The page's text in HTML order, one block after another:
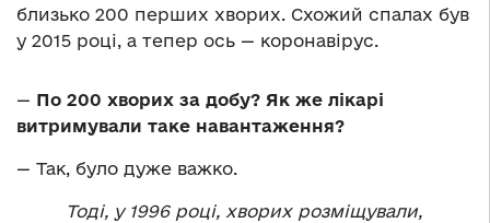
близько 200 перших хворих. Схожий спалах був
у 2015 році, а тепер ось — коронавірус.
— По 200 хворих за добу? Як же лікарі
витримували таке навантаження?
— Так, було дуже важко.
Тоді, у 1996 році, хворих розміщували,